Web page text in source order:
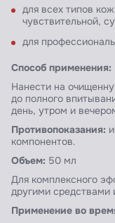
для всех типов
чувствительной,
для
Способ применения:
Нанести на
до полного
день, утром и
Противопоказания:
компонентов.
Объем: 50 мл
Для комплексного
другими средствами
Применение во